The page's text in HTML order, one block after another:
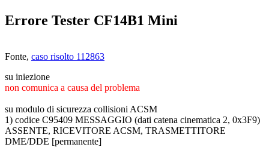
Errore Tester CF14B1 Mini
Fonte, caso risolto 112863
su iniezione
non comunica a causa del problema
su modulo di sicurezza collisioni ACSM
1) codice C95409 MESSAGGIO (dati catena cinematica 2, 0x3F9)
ASSENTE, RICEVITORE ACSM, TRASMETTITORE
DME/DDE [permanente]